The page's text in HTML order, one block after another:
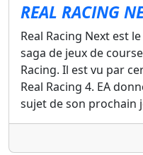
REAL RACING
Real Racing Next est
saga de jeux de
Racing. Il est vu par
Real Racing 4. EA
sujet de son prochain